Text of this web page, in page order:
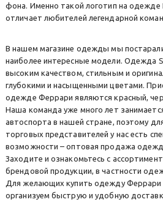
фона. Именно такой логотип на одежде
отличает любителей легендарной
В нашем магазине одежды мы
наиболее интересные модели. Одежда
высоким качеством, стильным и
глубокими и насыщенными цветами.
одежде Феррари являются красный,
Наша команда уже много лет
автоспорта в нашей стране, поэтому
торговых представителей у нас есть
возможности – оптовая продажа
Заходите и ознакомьтесь с
брендовой продукции, в частности
Для желающих купить одежду Феррари
организуем быструю и удобную